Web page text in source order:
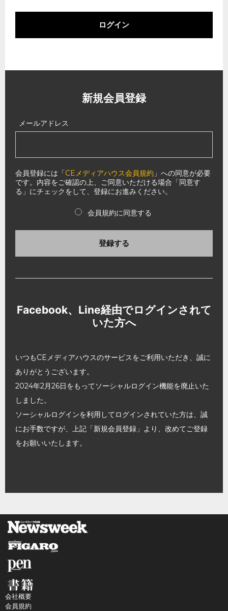
ログイン
新規会員登録
メールアドレス
会員登録には「CEメディアハウス会員規約 」への同意が必要
です。内容をご確認の上、ご同意いただける場合「同意す
る」にチェックをして、登録にお進みください。
会員規約に同意する
登録する
Facebook、Line経由でログインされて
いた方へ
いつもCEメディアハウスのサービスをご利用いただき、誠に
ありがとうございます。
2024年2月26日をもってソーシャルログイン機能を廃止いた
しました。
ソーシャルログインを利用してログインされていた方は、誠
にお手数ですが、上記「新規会員登録」より、改めてご登録
をお願いいたします。
会社概要
会員規約